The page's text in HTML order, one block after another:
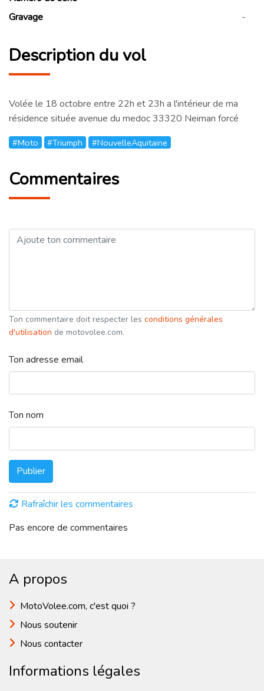
Gravage
-
Description du vol
Volée le 18 octobre entre 22h et 23h a l'intérieur de ma
résidence située avenue du medoc 33320 Neiman forcé
#Moto #Triumph #NouvelleAquitaine
Commentaires
Ton commentaire doit respecter les conditions générales
d'utilisation de motovolee.com.
Ton adresse email
Ton nom
Publier
Rafraîchir les commentaires
Pas encore de commentaires
A propos
MotoVolee.com, c'est quoi ?
Nous soutenir
Nous contacter
Informations légales